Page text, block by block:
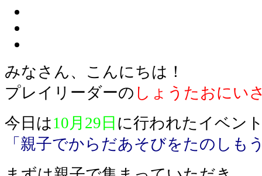
みなさん、こんにちは！
プレイリーダーの しょうたおにい
今日は10月29日 に行われたイベン
「親子でからだあそびをたのしも